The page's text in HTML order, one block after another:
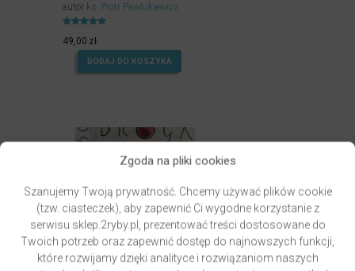
Zgoda na pliki cookies
Szanujemy Twoją prywatność. Chcemy używać plików cookie
(tzw. ciasteczek), aby zapewnić Ci wygodne korzystanie z
serwisu sklep.2ryby.pl, prezentować treści dostosowane do
Twoich potrzeb oraz zapewnić dostęp do najnowszych funkcji,
które rozwijamy dzięki analityce i rozwiązaniom naszych
autor ks. Piotr Pawlukiewicz
4.99
na 5.
49,00 zł
DODAJ DO KOSZYKA